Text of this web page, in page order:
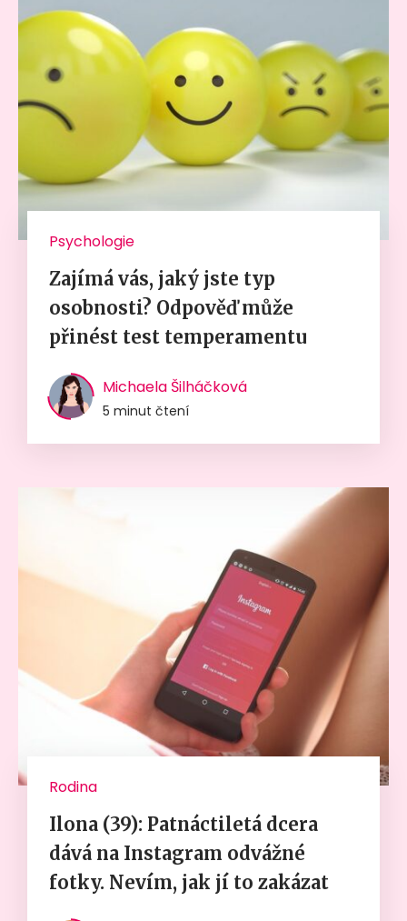
Psychologie
Zajímá vás, jaký jste typ
osobnosti? Odpověď může
přinést test temperamentu
Michaela Šilháčková
5 minut čtení
Rodina
Ilona (39): Patnáctiletá dcera
dává na Instagram odvážné
fotky. Nevím, jak jí to zakázat